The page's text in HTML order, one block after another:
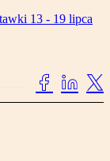
13 - 19 lipca